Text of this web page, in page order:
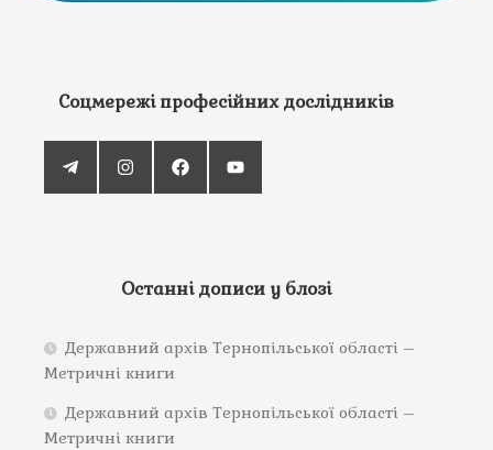
Соцмережі професійних дослідників
Останні дописи у блозі
Державний архів Тернопільської області –
Метричні книги
Державний архів Тернопільської області –
Метричні книги